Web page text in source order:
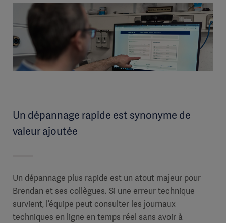
Un dépannage rapide est synonyme de
valeur ajoutée
Un dépannage plus rapide est un atout majeur pour
Brendan et ses collègues. Si une erreur technique
survient, l’équipe peut consulter les journaux
techniques en ligne en temps réel sans avoir à